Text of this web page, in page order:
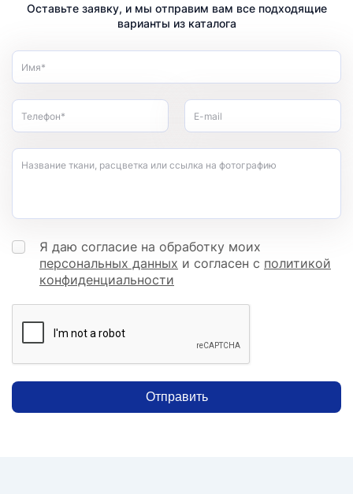
Оставьте заявку, и мы отправим вам все подходящие
варианты из каталога
Имя*
Телефон* E-mail
Название ткани, расцветка или ссылка на фотографию
Я даю согласие на обработку моих
персональных данных и согласен с политикой
конфиденциальности
Отправить